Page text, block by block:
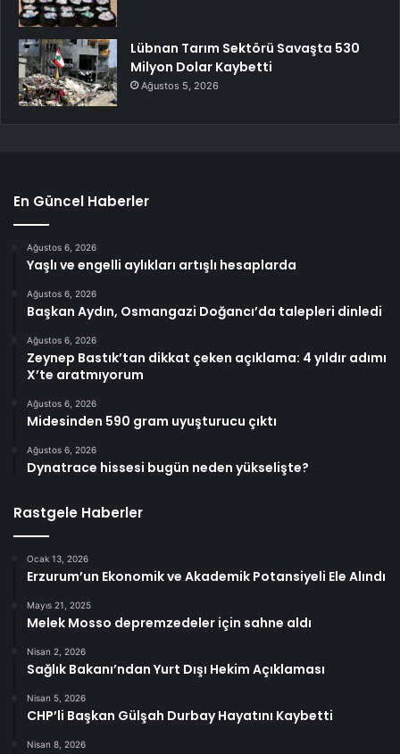
Lübnan Tarım Sektörü Savaşta 530
Milyon Dolar Kaybetti
Ağustos 5, 2026
En Güncel Haberler
Ağustos 6, 2026
Yaşlı ve engelli aylıkları artışlı hesaplarda
Ağustos 6, 2026
Başkan Aydın, Osmangazi Doğancı’da talepleri dinledi
Ağustos 6, 2026
Zeynep Bastık’tan dikkat çeken açıklama: 4 yıldır adımı
X’te aratmıyorum
Ağustos 6, 2026
Midesinden 590 gram uyuşturucu çıktı
Ağustos 6, 2026
Dynatrace hissesi bugün neden yükselişte?
Rastgele Haberler
Ocak 13, 2026
Erzurum’un Ekonomik ve Akademik Potansiyeli Ele Alındı
Mayıs 21, 2025
Melek Mosso depremzedeler için sahne aldı
Nisan 2, 2026
Sağlık Bakanı’ndan Yurt Dışı Hekim Açıklaması
Nisan 5, 2026
CHP’li Başkan Gülşah Durbay Hayatını Kaybetti
Nisan 8, 2026